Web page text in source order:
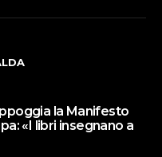
la Manifesto
«I libri insegnano a